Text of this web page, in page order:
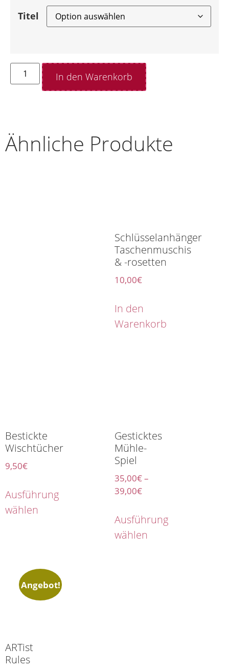
Titel
In den Warenkorb
Ähnliche Produkte
Schlüsselanhänger
Taschenmuschis
& -rosetten
10,00€
In den
Warenkorb
Bestickte
Wischtücher
9,50€
Ausführung
wählen
Gesticktes
Mühle-
Spiel
35,00€–
39,00€
Ausführung
wählen
Angebot!
ARTist
Rules